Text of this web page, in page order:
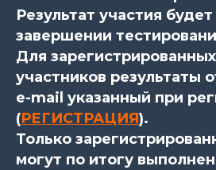
Результат участия
завершении
Для
участников результаты
e-mail указанный при
(РЕГИСТРАЦИЯ).
Только
могут по итогу